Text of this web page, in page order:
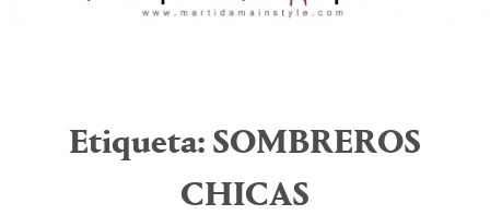
Etiqueta: SOMBREROS
CHICAS